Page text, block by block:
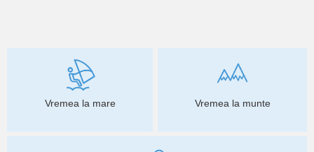
Vremea la mare Vremea la munte